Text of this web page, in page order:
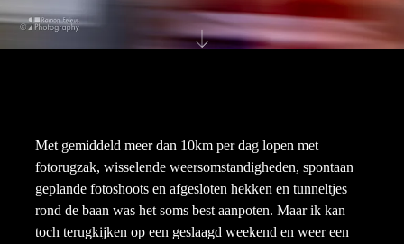
Met gemiddeld meer dan 10km per dag lopen met
fotorugzak, wisselende weersomstandigheden, spontaan
geplande fotoshoots en afgesloten hekken en tunneltjes
rond de baan was het soms best aanpoten. Maar ik kan
toch terugkijken op een geslaagd weekend en weer een